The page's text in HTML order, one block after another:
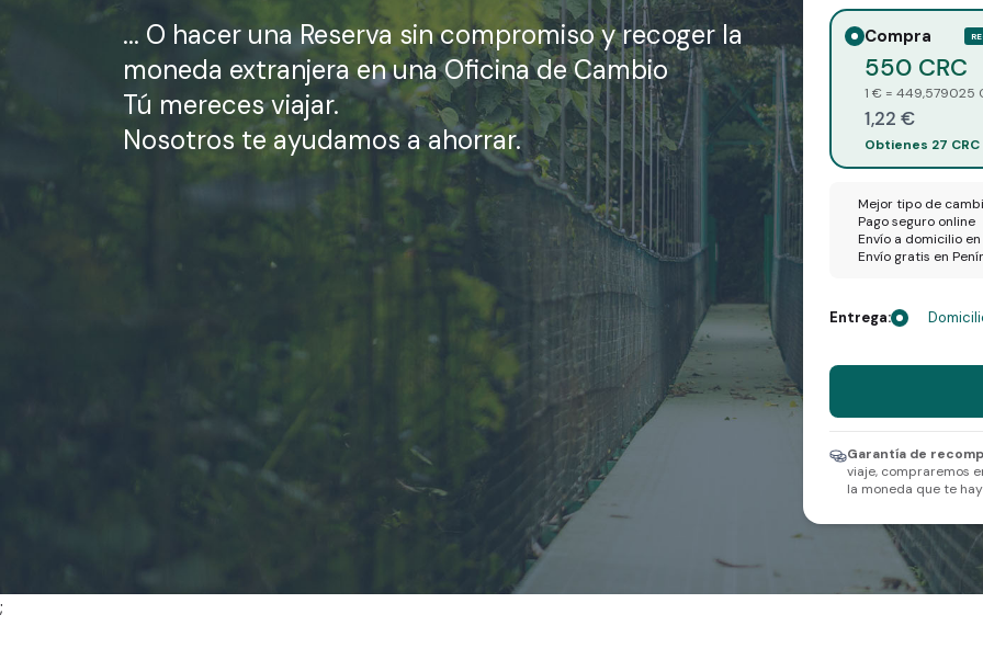
... O hacer unaReserva sin compromisoy recoger la
moneda extranjera en una Oficina de Cambio
Tú mereces viajar.
Nosotros te ayudamos a ahorrar.
Compra
550 CRC
1 € = 449,579025
1,22 €
Obtienes 27 CRC
Mejor tipo de
Pago seguro online
Envío a domicilio
Envío gratis en
Entrega:
Recibes 550 CRC
Garantía de
viaje, compraremos
la moneda que te
;